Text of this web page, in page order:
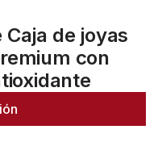
de joyas
con